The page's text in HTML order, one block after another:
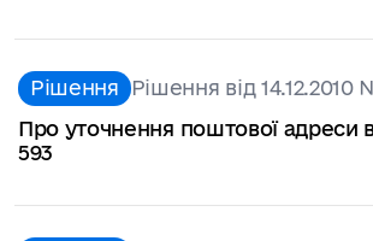
Рішення Рішення від 14.12.2010
Про уточнення поштової адреси
593